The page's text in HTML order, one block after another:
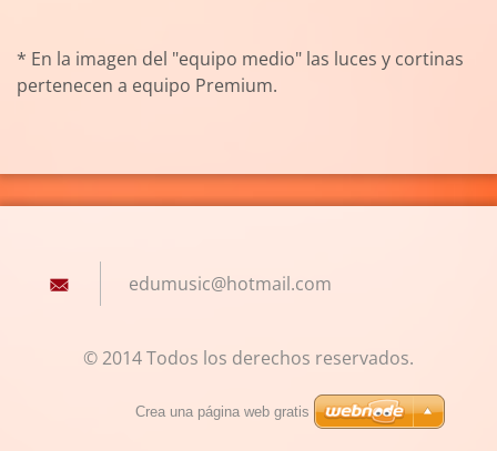
* En la imagen del "equipo medio" las luces y cortinas
pertenecen a equipo Premium.
edumusic@hotmail.com
© 2014 Todos los derechos reservados.
Crea una página web gratis